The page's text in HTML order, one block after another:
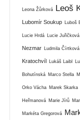
Leona Žůrková Leoš
Lubomír Soukup Luboš
Lucie Hrdá Lucie Juřičková
Nezmar Ludmila Čírtková
Kratochvíl Lukáš Laibl
Bohutínská Marco Stella
Orko Vácha Marek Skarka
Heřmanová Marie Jírů
Markéta Gregorová